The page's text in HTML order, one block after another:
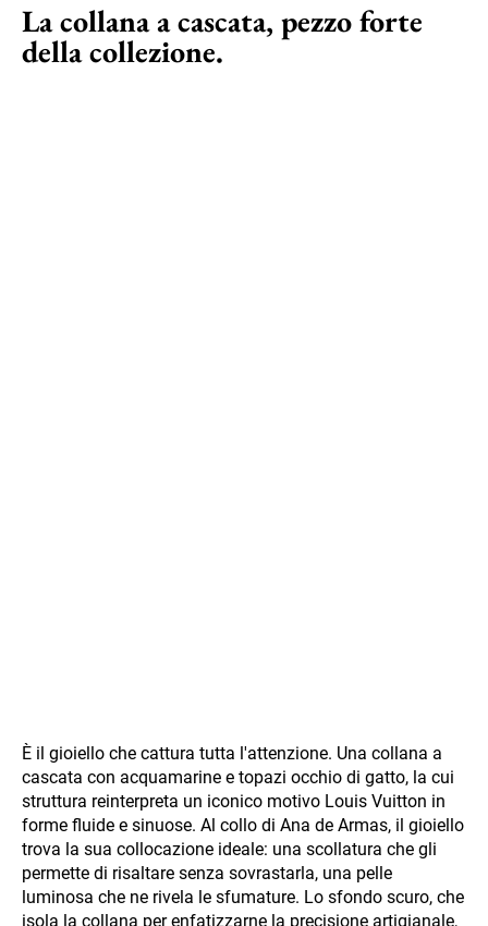
La collana a cascata, pezzo forte
della collezione.
È il gioiello che cattura tutta l'attenzione. Una collana a
cascata con acquamarine e topazi occhio di gatto, la cui
struttura reinterpreta un iconico motivo Louis Vuitton in
forme fluide e sinuose. Al collo di Ana de Armas, il gioiello
trova la sua collocazione ideale: una scollatura che gli
permette di risaltare senza sovrastarla, una pelle
luminosa che ne rivela le sfumature. Lo sfondo scuro, che
isola la collana per enfatizzarne la precisione artigianale,